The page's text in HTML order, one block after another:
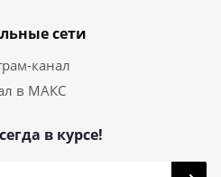
сети
канал
в МАКС
в курсе!